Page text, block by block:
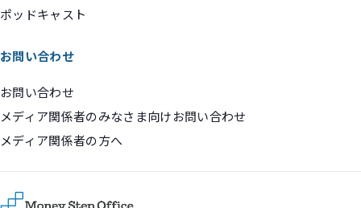
ポッドキャスト
お問い合わせ
お問い合わせ
メディア関係者のみなさま向けお問い合わせ
メディア関係者の方へ